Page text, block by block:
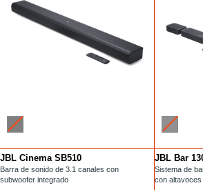
JBL Cinema SB510
/audio-para-hogar/SB510.html
Barra de sonido de 3.1 canales con
subwoofer integrado
JBL Bar
/barras-de-
Sistema de
con altavoces